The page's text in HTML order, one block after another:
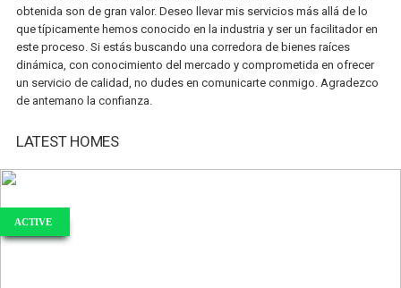
obtenida son de gran valor. Deseo llevar mis servicios más allá de lo
que típicamente hemos conocido en la industria y ser un facilitador en
este proceso. Si estás buscando una corredora de bienes raíces
dinámica, con conocimiento del mercado y comprometida en ofrecer
un servicio de calidad, no dudes en comunicarte conmigo. Agradezco
de antemano la confianza.
LATEST HOMES
ACTIVE